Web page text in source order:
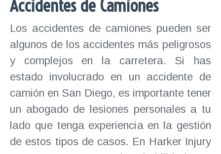
Accidentes de Camiones
Los accidentes de camiones pueden ser
algunos de los accidentes más peligrosos
y complejos en la carretera. Si has
estado involucrado en un accidente de
camión en San Diego, es importante tener
un abogado de lesiones personales a tu
lado que tenga experiencia en la gestión
de estos tipos de casos. En Harker Injury